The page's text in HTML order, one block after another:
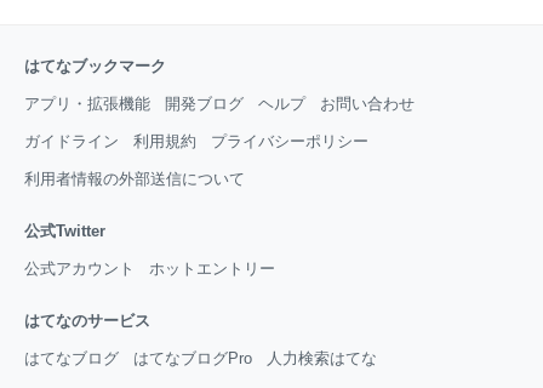
はてなブックマーク
アプリ・拡張機能 開発ブログ ヘルプ お問い合わせ
ガイドライン 利用規約 プライバシーポリシー
利用者情報の外部送信について
公式Twitter
公式アカウント ホットエントリー
はてなのサービス
はてなブログ はてなブログPro 人力検索はてな